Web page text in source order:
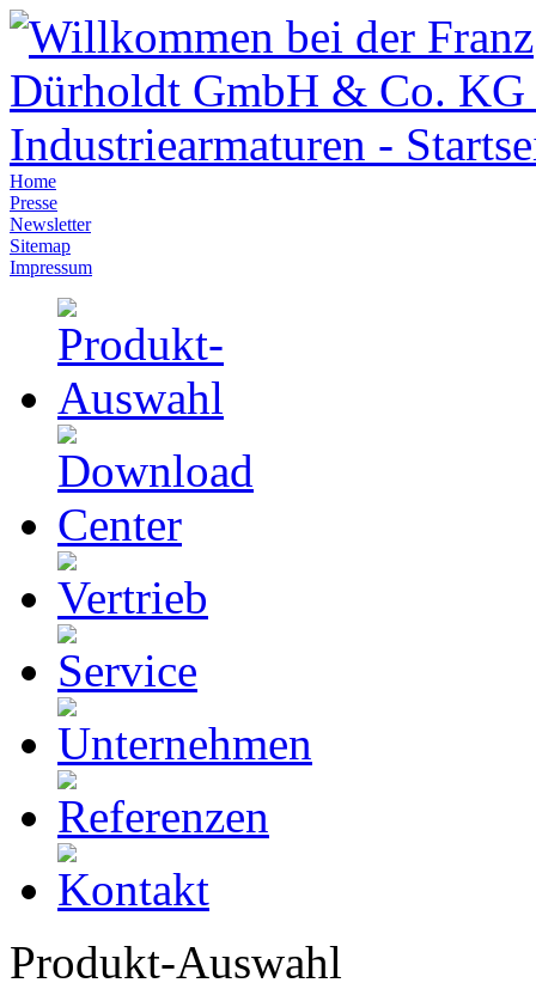
Home
Presse
Newsletter
Sitemap
Impressum
Produkt-Auswahl